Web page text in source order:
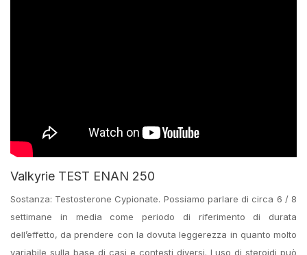
Valkyrie TEST ENAN 250
Sostanza: Testosterone Cypionate. Possiamo parlare di circa 6 / 8
settimane in media come periodo di riferimento di durata
dell’effetto, da prendere con la dovuta leggerezza in quanto molto
variabile sulla base di casi e contesti diversi. Luso di steroidi può